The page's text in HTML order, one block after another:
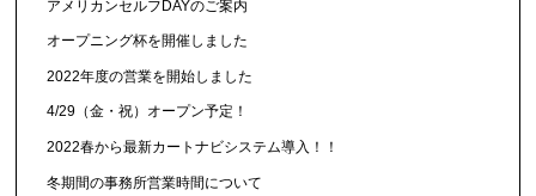
アメリカンセルフDAYのご案内
オープニング杯を開催しました
2022年度の営業を開始しました
4/29（金・祝）オープン予定！
2022春から最新カートナビシステム導入！！
冬期間の事務所営業時間について